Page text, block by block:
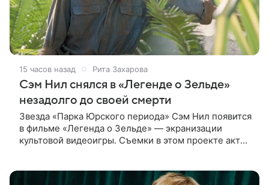
15 часов назад Рита Захарова
Сэм Нил снялся в «Легенде о Зельде»
незадолго до своей смерти
Звезда «Парка Юрского периода» Сэм Нил появится
в фильме «Легенда о Зельде» — экранизации
культовой видеоигры. Съемки в этом проекте актер